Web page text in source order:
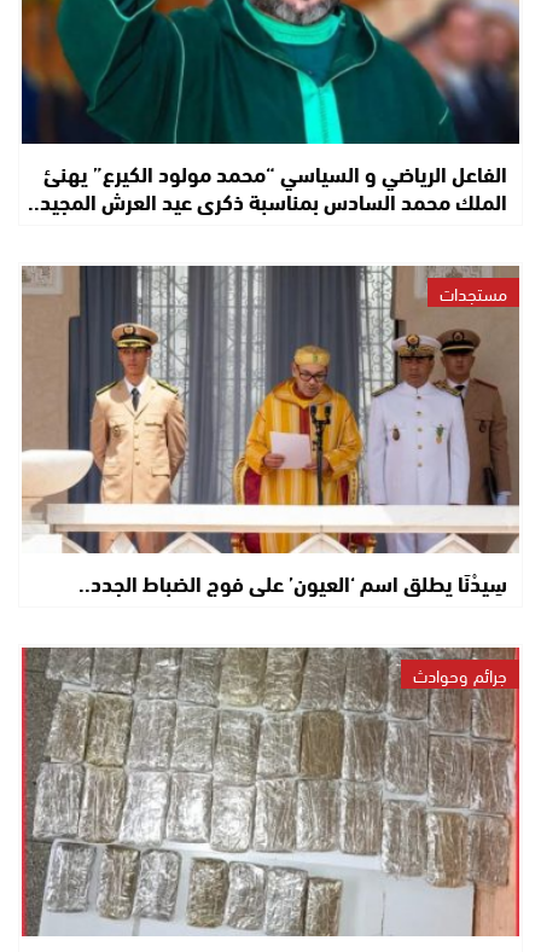
الفاعل الرياضي و السياسي “محمد مولود الكيرع” يهنئ
الملك محمد السادس بمناسبة ذكرى عيد العرش المجيد..
مستجدات
سِيدْنَا يطلق اسم ‘العيون’ على فوج الضباط الجدد..
جرائم وحوادث